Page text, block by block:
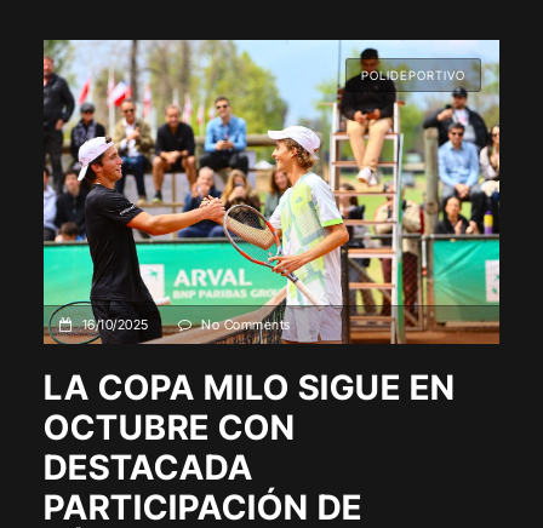
POLIDEPORTIVO
16/10/2025 No Comments
LA COPA MILO SIGUE EN
OCTUBRE CON
DESTACADA
PARTICIPACIÓN DE